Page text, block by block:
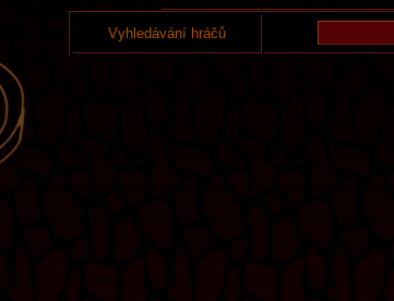
Vyhledávání hráčů